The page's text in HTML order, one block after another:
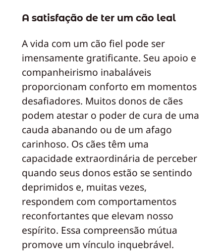
A satisfação de ter um cão leal
A vida com um cão fiel pode ser
imensamente gratificante. Seu apoio e
companheirismo inabaláveis
proporcionam conforto em momentos
desafiadores. Muitos donos de cães
podem atestar o poder de cura de uma
cauda abanando ou de um afago
carinhoso. Os cães têm uma
capacidade extraordinária de perceber
quando seus donos estão se sentindo
deprimidos e, muitas vezes,
respondem com comportamentos
reconfortantes que elevam nosso
espírito. Essa compreensão mútua
promove um vínculo inquebrável.